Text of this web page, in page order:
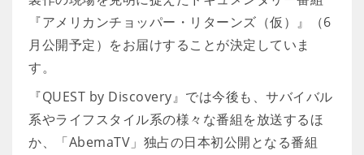
『アメリカンチョッパー・リターンズ（仮）』（6
月公開予定）をお届けすることが決定していま
す。
『QUEST by Discovery』では今後も、サバイバル
系やライフスタイル系の様々な番組を放送するほ
か、「AbemaTV」独占の日本初公開となる番組